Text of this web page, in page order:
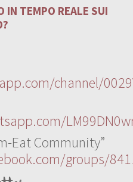
IN TEMPO REALE SUI
channel/
Eat Community”
groups/